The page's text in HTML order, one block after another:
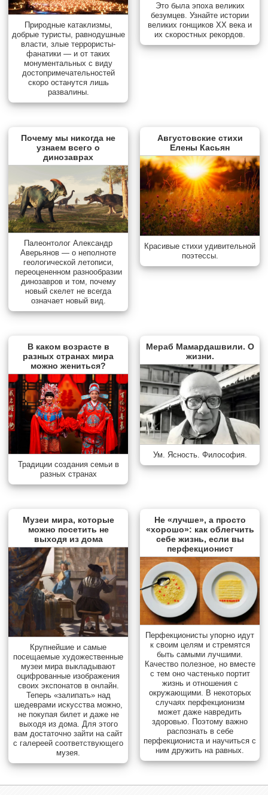
Природные катаклизмы,
добрые туристы, равнодушные
власти, злые террористы-
фанатики — и от таких
монументальных с виду
достопримечательностей
скоро останутся лишь
развалины.
Это была эпоха великих
безумцев. Узнайте истории
великих гонщиков XX века и
их скоростных рекордов.
Почему мы никогда не
узнаем всего о
динозаврах
Палеонтолог Александр
Аверьянов — о неполноте
геологической летописи,
переоцененном разнообразии
динозавров и том, почему
новый скелет не всегда
означает новый вид.
Августовские стихи
Елены Касьян
Красивые стихи удивительной
поэтессы.
В каком возрасте в
разных странах мира
можно жениться?
Традиции создания семьи в
разных странах
Мераб Мамардашвили. О
жизни.
Ум. Ясность. Философия.
Музеи мира, которые
можно посетить не
выходя из дома
Крупнейшие и самые
посещаемые художественные
музеи мира выкладывают
оцифрованные изображения
своих экспонатов в онлайн.
Теперь «залипать» над
шедеврами искусства можно,
не покупая билет и даже не
выходя из дома. Для этого
вам достаточно зайти на сайт
с галереей соответствующего
музея.
Не «лучше», а просто
«хорошо»: как облегчить
себе жизнь, если вы
перфекционист
Перфекционисты упорно идут
к своим целям и стремятся
быть самыми лучшими.
Качество полезное, но вместе
с тем оно частенько портит
жизнь и отношения с
окружающими. В некоторых
случаях перфекционизм
может даже навредить
здоровью. Поэтому важно
распознать в себе
перфекциониста и научиться с
ним дружить на равных.